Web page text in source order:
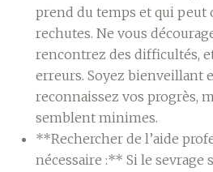
prend du temps et qui peut
rechutes. Ne vous
rencontrez des difficultés,
erreurs. Soyez bienveillant
reconnaissez vos progrès,
semblent minimes.
**Rechercher de l’aide
nécessaire :** Si le sevrage